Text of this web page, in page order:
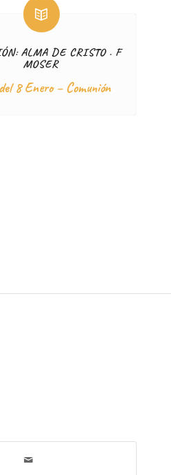
ALMA DE CRISTO . F
MOSER
8 Enero – Comunión